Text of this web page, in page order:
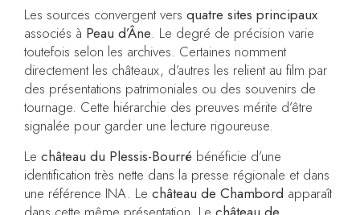
Les sources convergent vers quatre sites principaux
associés à Peau d’Âne. Le degré de précision varie
toutefois selon les archives. Certaines nomment
directement les châteaux, d’autres les relient au film par
des présentations patrimoniales ou des souvenirs de
tournage. Cette hiérarchie des preuves mérite d’être
signalée pour garder une lecture rigoureuse.
Le château du Plessis-Bourré bénéficie d’une
identification très nette dans la presse régionale et dans
une référence INA. Le château de Chambord apparaît